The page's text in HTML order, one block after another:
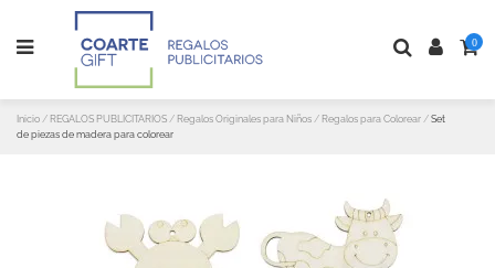
0
Inicio REGALOS PUBLICITARIOS Regalos Originales para Niños Regalos para Colorear
Set
de piezas de madera para colorear